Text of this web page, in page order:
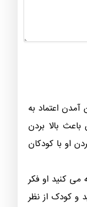
آمدن اعتماد به
بالا بردن
او با کودکان
کنید او فکر
و کودک از نظر